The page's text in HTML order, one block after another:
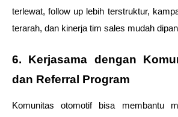
terlewat, follow up lebih terstruktur,
terarah, dan kinerja tim sales mudah
6. Kerjasama dengan
dan Referral Program
Komunitas otomotif bisa membantu